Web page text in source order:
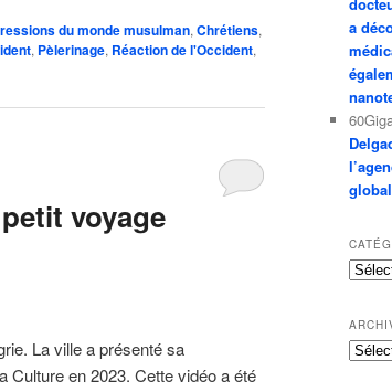
du monde musulman, Chrétiens,
, Pèlerinage, Réaction de l'Occident,
voyage
La ville a présenté sa
Culture en 2023. Cette vidéo a été
a